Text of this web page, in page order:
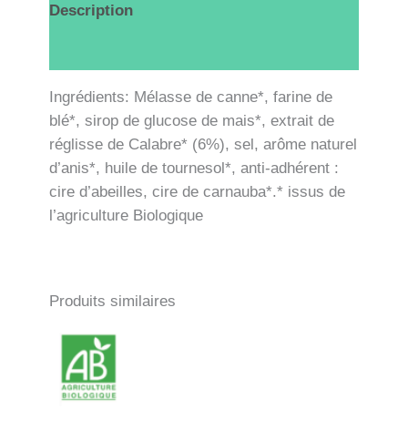
Description
Ingrédients: Mélasse de canne*, farine de
blé*, sirop de glucose de mais*, extrait de
réglisse de Calabre* (6%), sel, arôme naturel
d’anis*, huile de tournesol*, anti-adhérent :
cire d’abeilles, cire de carnauba*.* issus de
l’agriculture Biologique
Produits similaires